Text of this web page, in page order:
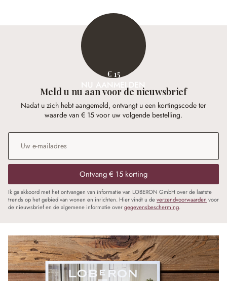
€ 15
NU AANMELDEN
Meld u nu aan voor de nieuwsbrief
Nadat u zich hebt aangemeld, ontvangt u een kortingscode ter
waarde van € 15 voor uw volgende bestelling.
E-mailadres
Ontvang € 15 korting
Ik ga akkoord met het ontvangen van informatie van LOBERON GmbH over de laatste
trends op het gebied van wonen en inrichten. Hier vindt u deverzendvoorwaarden voor
de nieuwsbrief en de algemene informatie overgegevensbescherming.